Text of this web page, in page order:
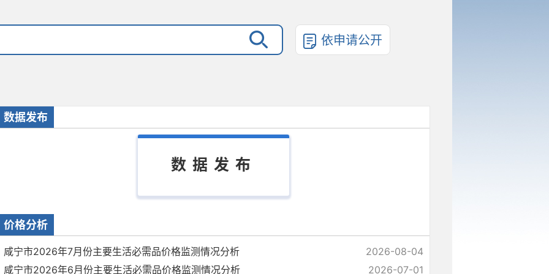
依申请公开
数据发布
数据发布
价格分析
咸宁市2026年7月份主要生活必需品价格监测情况分析
2026-08-04
咸宁市2026年6月份主要生活必需品价格监测情况分析
2026-07-01